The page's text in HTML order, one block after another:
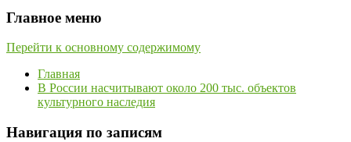
Главное меню
Перейти к основному содержимому
Главная
В России насчитывают около 200 тыс. объектов
культурного наследия
Навигация по записям